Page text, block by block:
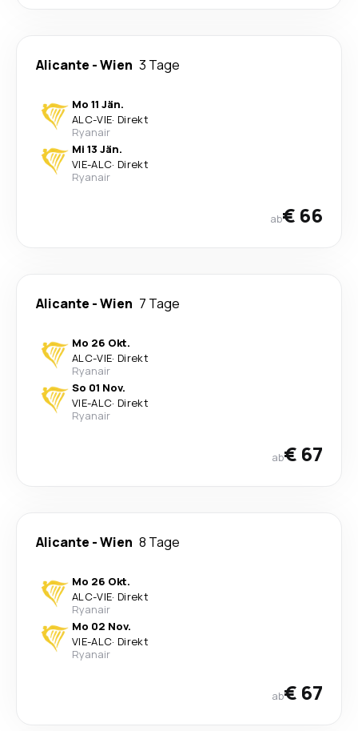
Alicante -Wien 3 Tage
Mo 11 Jän.
ALC-VIE· Direkt
Ryanair
Mi 13 Jän.
VIE-ALC· Direkt
Ryanair
ab€ 66
Alicante -Wien 7 Tage
Mo 26 Okt.
ALC-VIE· Direkt
Ryanair
So 01 Nov.
VIE-ALC· Direkt
Ryanair
ab€ 67
Alicante -Wien 8 Tage
Mo 26 Okt.
ALC-VIE· Direkt
Ryanair
Mo 02 Nov.
VIE-ALC· Direkt
Ryanair
ab€ 67